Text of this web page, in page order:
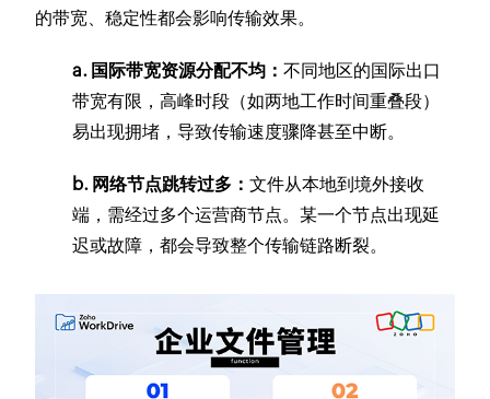
的带宽、稳定性都会影响传输效果。
a. 国际带宽资源分配不均：不同地区的国际出口
带宽有限，高峰时段（如两地工作时间重叠段）
易出现拥堵，导致传输速度骤降甚至中断。
b. 网络节点跳转过多：文件从本地到境外接收
端，需经过多个运营商节点。某一个节点出现延
迟或故障，都会导致整个传输链路断裂。